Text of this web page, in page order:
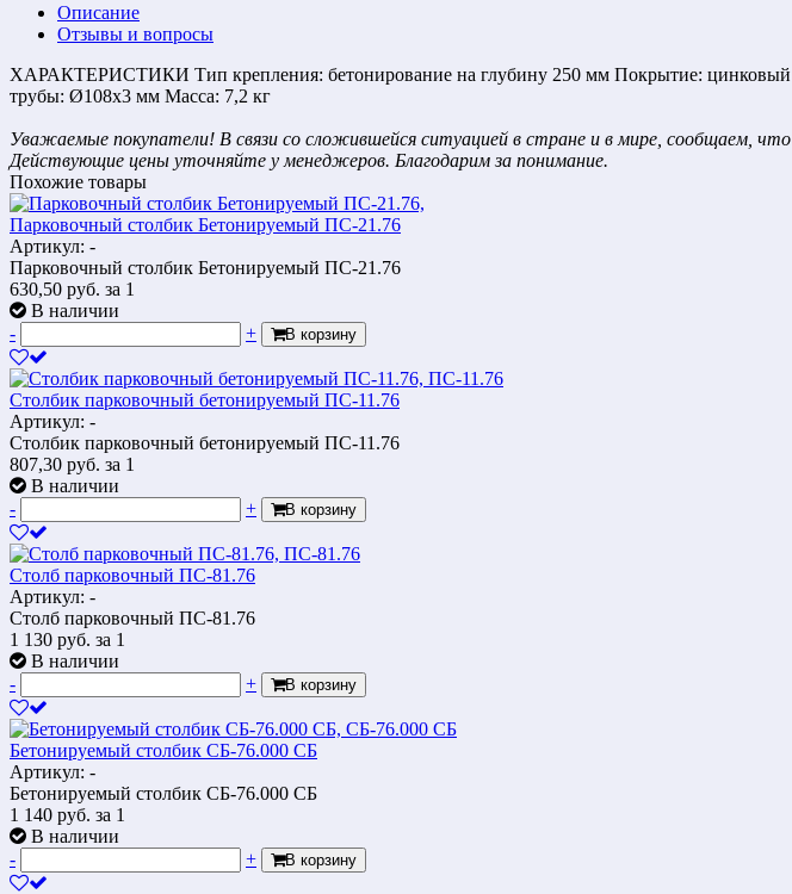
Описание
Отзывы и вопросы
ХАРАКТЕРИСТИКИ Тип крепления: бетонирование на глубину 250 мм Покрытие: цинковый
трубы: Ø108х3 мм Масса: 7,2 кг
Уважаемые покупатели! В связи со сложившейся ситуацией в стране и в мире, сообщаем,
Действующие цены уточняйте у менеджеров. Благодарим за понимание.
Похожие товары
Парковочный столбик Бетонируемый ПС-21.76
Артикул: -
Парковочный столбик Бетонируемый ПС-21.76
630,50 руб. за 1
В наличии
-
+ В корзину
Столбик парковочный бетонируемый ПС-11.76
Артикул: -
Столбик парковочный бетонируемый ПС-11.76
807,30 руб. за 1
В наличии
-
+ В корзину
Столб парковочный ПС-81.76
Артикул: -
Столб парковочный ПС-81.76
1 130 руб. за 1
В наличии
-
+ В корзину
Бетонируемый столбик СБ-76.000 СБ
Артикул: -
Бетонируемый столбик СБ-76.000 СБ
1 140 руб. за 1
В наличии
-
+ В корзину